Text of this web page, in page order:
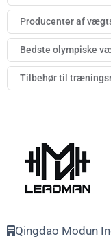
Producenter af
Bedste olympiske
Tilbehør til
Qingdao Modun